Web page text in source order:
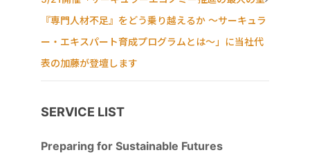
『専門人材不足』をどう乗り越えるか ～サーキュラ
ー・エキスパート育成プログラムとは～」に当社代
表の加藤が登壇します
SERVICE LIST
Preparing for Sustainable Futures